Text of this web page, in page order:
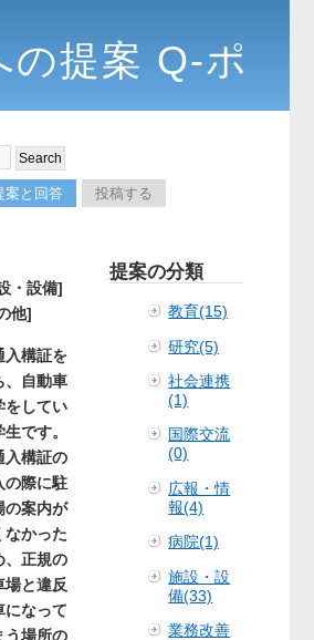
の提案 Q-ポ
案と回答 投稿する
・設備]
他]
入構証を
、自動車
をしてい
生です。
入構証の
の際に駐
の案内が
なかった
、正規の
場と違反
になって
う場所の
提案の分類
教育(15)
研究(5)
社会連携
(1)
国際交流
(0)
広報・情
報(4)
病院(1)
施設・設
備(33)
業務改善